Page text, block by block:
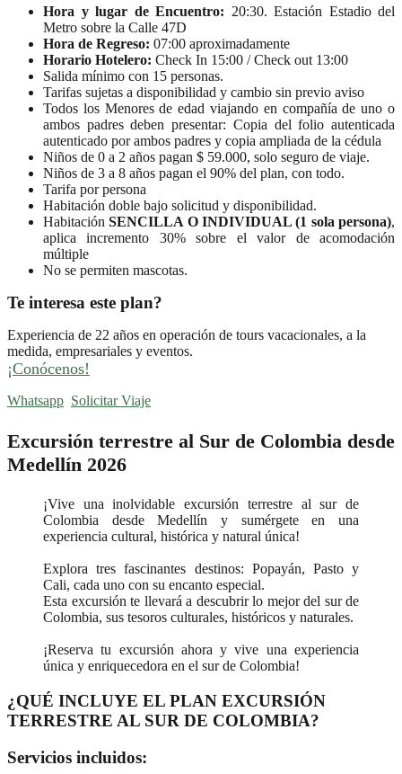
Hora y lugar de Encuentro: 20:30. Estación Estadio del
Metro sobre la Calle 47D
Hora de Regreso: 07:00 aproximadamente
Horario Hotelero: Check In 15:00 / Check out 13:00
Salida mínimo con 15 personas.
Tarifas sujetas a disponibilidad y cambio sin previo aviso
Todos los Menores de edad viajando en compañía de uno o
ambos padres deben presentar: Copia del folio autenticada
autenticado por ambos padres y copia ampliada de la cédula
Niños de 0 a 2 años pagan $ 59.000, solo seguro de viaje.
Niños de 3 a 8 años pagan el 90% del plan, con todo.
Tarifa por persona
Habitación doble bajo solicitud y disponibilidad.
HabitaciónSENCILLA O INDIVIDUAL (1 sola persona),
aplica incremento 30% sobre el valor de acomodación
múltiple
No se permiten mascotas.
Te interesa este plan?
Experiencia de 22 años en operación de tours vacacionales, a la
medida, empresariales y eventos.
¡Conócenos!
Whatsapp Solicitar Viaje
Excursión terrestre al Sur de Colombia desde
Medellín 2026
¡Vive una inolvidable excursión terrestre al sur de
Colombia desde Medellín y sumérgete en una
experiencia cultural, histórica y natural única!
Explora tres fascinantes destinos: Popayán, Pasto y
Cali, cada uno con su encanto especial.
Esta excursión te llevará a descubrir lo mejor del sur de
Colombia, sus tesoros culturales, históricos y naturales.
¡Reserva tu excursión ahora y vive una experiencia
única y enriquecedora en el sur de Colombia!
¿QUÉ INCLUYE EL PLAN EXCURSIÓN
TERRESTRE AL SUR DE COLOMBIA?
Servicios incluidos: